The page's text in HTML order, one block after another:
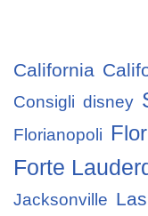
California
Consigli disney
Florianopoli
Forte
Jacksonville